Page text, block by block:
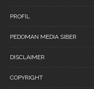
PROFIL
PEDOMAN MEDIA SIBER
DISCLAIMER
COPYRIGHT